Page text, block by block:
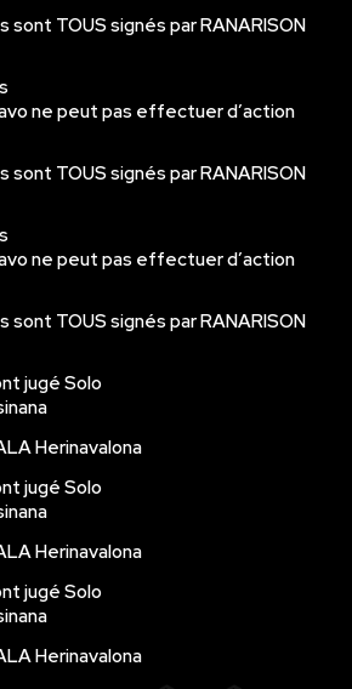
TOUS signés par RANARISON
ne peut pas effectuer d’action
TOUS signés par RANARISON
ne peut pas effectuer d’action
TOUS signés par RANARISON
jugé Solo
Herinavalona
jugé Solo
Herinavalona
jugé Solo
Herinavalona